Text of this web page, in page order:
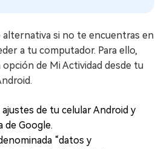
alternativa si no te encuentras en
a tu computador. Para ello,
de Mi Actividad desde tu
ajustes de tu celular Android y
de Google.
“datos y